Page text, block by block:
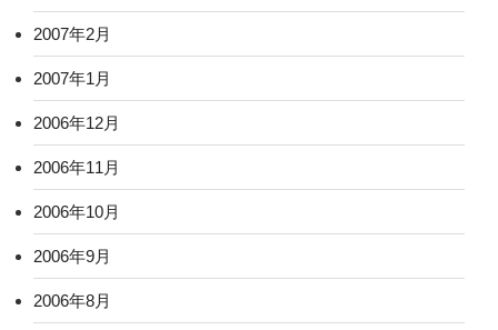
2007年2月
2007年1月
2006年12月
2006年11月
2006年10月
2006年9月
2006年8月